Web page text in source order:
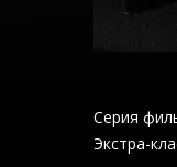
Серия
Экстра-